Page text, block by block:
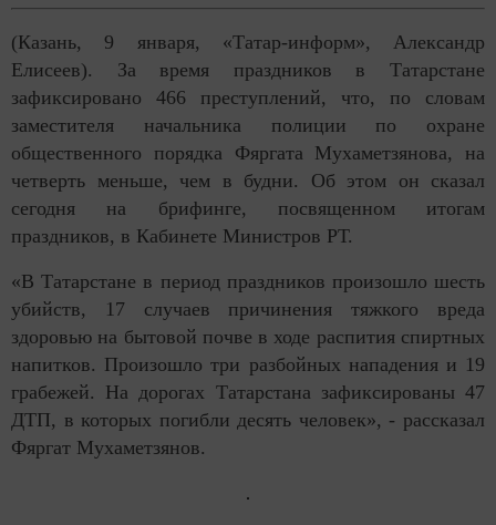
(Казань, 9 января, «Татар-информ», Александр
Елисеев). За время праздников в Татарстане
зафиксировано 466 преступлений, что, по словам
заместителя начальника полиции по охране
общественного порядка Фяргата Мухаметзянова, на
четверть меньше, чем в будни. Об этом он сказал
сегодня на брифинге, посвященном итогам
праздников, в Кабинете Министров РТ.
«В Татарстане в период праздников произошло шесть
убийств, 17 случаев причинения тяжкого вреда
здоровью на бытовой почве в ходе распития спиртных
напитков. Произошло три разбойных нападения и 19
грабежей. На дорогах Татарстана зафиксированы 47
ДТП, в которых погибли десять человек», - рассказал
Фяргат Мухаметзянов.